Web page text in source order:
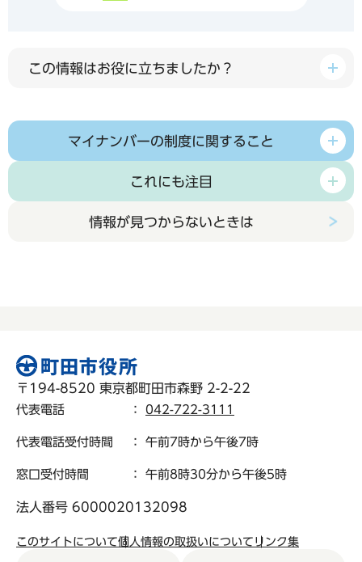
この情報はお役に立ちましたか？
マイナンバーの制度に関すること
これにも注目
情報が見つからないときは
〒194-8520 東京都町田市森野 2-2-22
代表電話 ： 042-722-3111
代表電話受付時間 ： 午前7時から午後7時
窓口受付時間 ： 午前8時30分から午後5時
法人番号 6000020132098
このサイトについて個人情報の取扱いについて リンク集